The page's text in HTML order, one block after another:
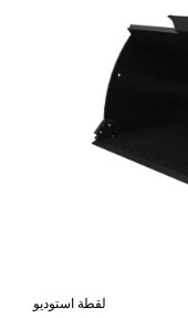
لقطة استوديو